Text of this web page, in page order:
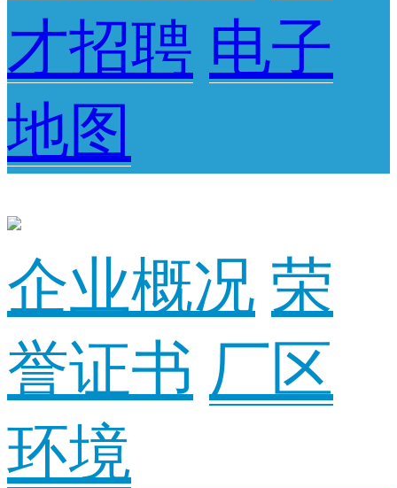
才招聘 电子
地图
企业概况 荣
誉证书 厂区
环境